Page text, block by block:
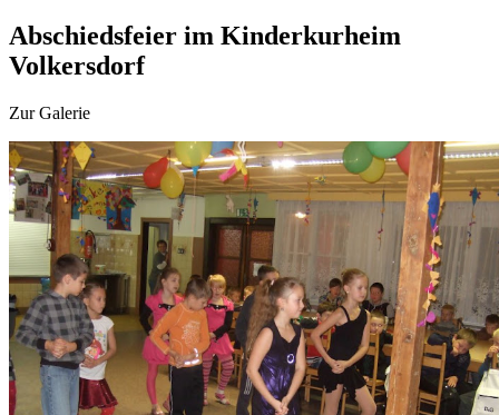
Abschiedsfeier im Kinderkurheim
Volkersdorf
Zur Galerie